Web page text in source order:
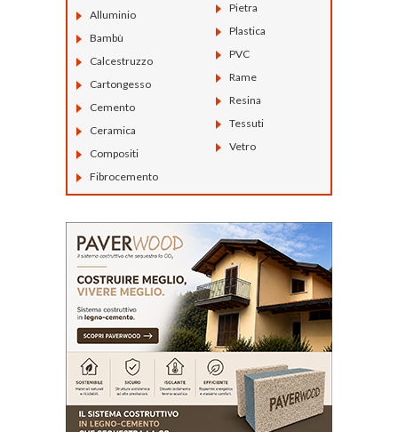
Alluminio
Bambù
Calcestruzzo
Cartongesso
Cemento
Ceramica
Compositi
Fibrocemento
Pietra
Plastica
PVC
Rame
Resina
Tessuti
Vetro